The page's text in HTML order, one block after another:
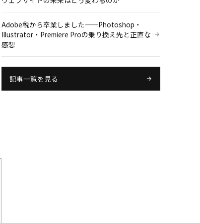
Adobe税から卒業しました——Photoshop・
Illustrator・Premiere Proの乗り換え先と正直な
感想
記事一覧を見る